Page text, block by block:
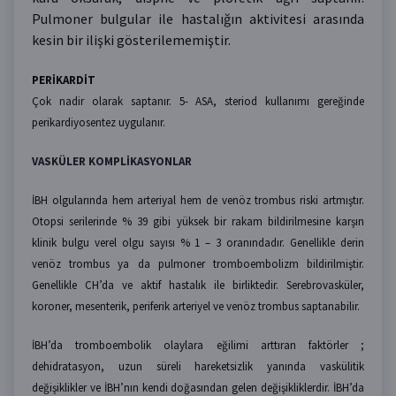
Pulmoner bulgular ile hastalığın aktivitesi arasında
kesin bir ilişki gösterilememiştir.
PERİKARDİT
Çok nadir olarak saptanır. 5- ASA, steriod kullanımı gereğinde
perikardiyosentez uygulanır.
VASKÜLER KOMPLİKASYONLAR
İBH olgularında hem arteriyal hem de venöz trombus riski artmıştır.
Otopsi serilerinde % 39 gibi yüksek bir rakam bildirilmesine karşın
klinik bulgu verel olgu sayısı % 1 – 3 oranındadır. Genellikle derin
venöz trombus ya da pulmoner tromboembolizm bildirilmiştir.
Genellikle CH’da ve aktif hastalık ile birliktedir. Serebrovasküler,
koroner, mesenterik, periferik arteriyel ve venöz trombus saptanabilir.
İBH’da tromboembolik olaylara eğilimi arttıran faktörler ;
dehidratasyon, uzun süreli hareketsizlik yanında vaskülitik
değişiklikler ve İBH’nın kendi doğasından gelen değişikliklerdir. İBH’da